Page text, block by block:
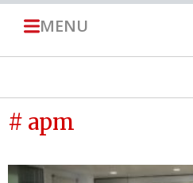
MENU
# apm